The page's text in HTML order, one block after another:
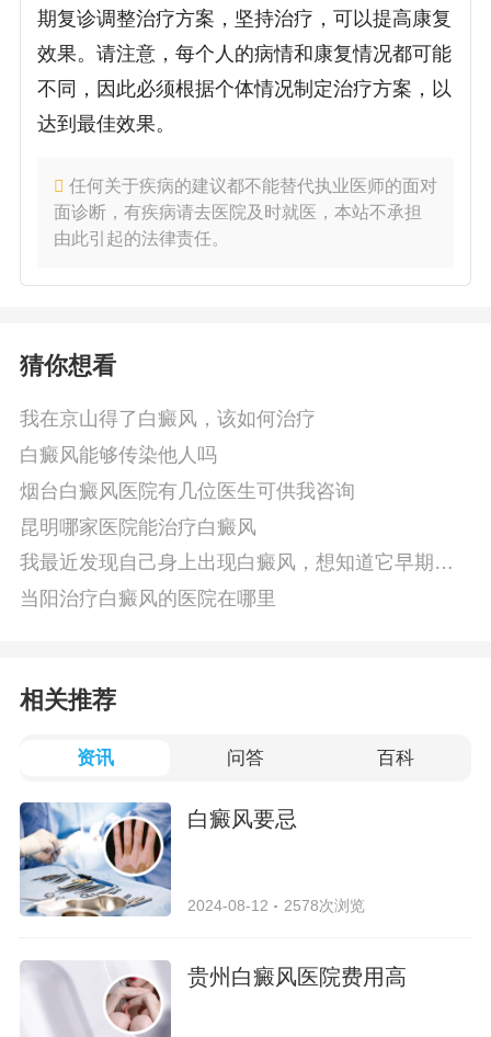
期复诊调整治疗方案，坚持治疗，可以提高康复
效果。请注意，每个人的病情和康复情况都可能
不同，因此必须根据个体情况制定治疗方案，以
达到最佳效果。
任何关于疾病的建议都不能替代执业医师的面对
面诊断，有疾病请去医院及时就医，本站不承担
由此引起的法律责任。
猜你想看
我在京山得了白癜风，该如何治疗
白癜风能够传染他人吗
烟台白癜风医院有几位医生可供我咨询
昆明哪家医院能治疗白癜风
我最近发现自己身上出现白癜风，想知道它早期有
哪些感觉
当阳治疗白癜风的医院在哪里
相关推荐
资讯 问答 百科
白癜风要忌
2024-08-12 2578次浏览
贵州白癜风医院费用高